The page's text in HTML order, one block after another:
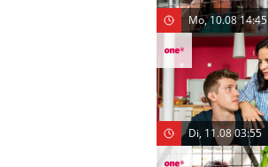
Mo, 10.08 14:45
Di, 11.08 03:55